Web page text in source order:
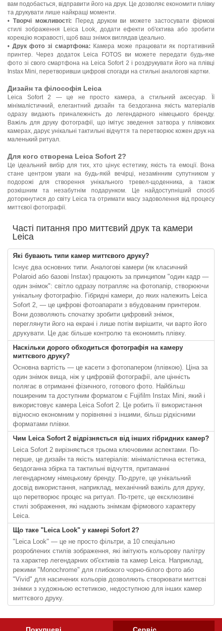
вам подобається, відправити його на друк. Це дозволяє економити плівку
та друкувати лише найкращі моменти.
• Творчі можливості: Перед друком ви можете застосувати фірмові
стилі зображення Leica Look, додати ефекти об'єктива або зробити
корекцію яскравості, щоб ваш знімок виглядав ідеально.
• Друк фото зі смартфона: Камера може працювати як портативний
принтер. Через додаток Leica FOTOS ви можете передати будь-яке
фото зі свого смартфона на Leica Sofort 2 і роздрукувати його на плівці
Instax Mini, перетворивши цифрові спогади на стильні аналогові картки.
Дизайн та філософія Leica
Leica Sofort 2 — це не просто камера, а стильний аксесуар. Її
мінімалістичний, елегантний дизайн та бездоганна якість матеріалів
одразу видають приналежність до легендарного німецького бренду.
Важіль для друку фотографії, що імітує зведення затвора у плівкових
камерах, дарує унікальні тактильні відчуття та перетворює кожен друк на
маленький ритуал.
Для кого створена Leica Sofort 2?
Це ідеальний вибір для тих, хто цінує естетику, якість та емоції. Вона
стане центром уваги на будь-якій вечірці, незамінним супутником у
подорожі для створення унікального тревел-щоденника, а також
розкішним та незабутнім подарунком. Це найдоступніший спосіб
доторкнутися до світу Leica та отримати масу задоволення від процесу
миттєвої фотографії.
Часті питання про миттєвий друк та камери
Leica
Які бувають типи камер миттєвого друку?
Існує два основних типи. Аналогові камери (як класичний
Polaroid або базові Instax) працюють за принципом "один кадр —
один знімок": світло одразу потрапляє на фотопапір, створюючи
унікальну фотографію. Гібридні камери, до яких належить Leica
Sofort 2, — це цифрові фотоапарати з вбудованим принтером.
Вони дозволяють спочатку зробити цифровий знімок,
переглянути його на екрані і лише потім вирішити, чи варто його
друкувати. Це дає більше контролю та економить плівку.
Наскільки дорого обходиться фотографія на камеру
миттєвого друку?
Основна вартість — це касети з фотопапером (плівкою). Ціна за
один знімок вища, ніж у цифровій фотографії, але цінність
полягає в отриманні фізичного, готового фото. Найбільш
поширеним та доступним форматом є Fujifilm Instax Mini, який і
використовує камера Leica Sofort 2. Це робить її використання
відносно економним у порівнянні з іншими, більш рідкісними
форматами плівки.
Чим Leica Sofort 2 відрізняється від інших гібридних камер?
Leica Sofort 2 вирізняється трьома ключовими аспектами. По-
перше, це дизайн та якість матеріалів: мінімалістична естетика,
бездоганна збірка та тактильні відчуття, притаманні
легендарному німецькому бренду. По-друге, це унікальний
досвід використання, наприклад, механічний важіль для друку,
що перетворює процес на ритуал. По-третє, це ексклюзивні
стилі зображення, які надають знімкам фірмового характеру
Leica.
Що таке "Leica Look" у камері Sofort 2?
"Leica Look" — це не просто фільтри, а 10 спеціально
розроблених стилів зображення, які імітують кольорову палітру
та характер легендарних об'єктивів та камер Leica. Наприклад,
режими "Monochrome" для глибокого чорно-білого фото або
"Vivid" для насичених кольорів дозволяють створювати миттєві
знімки з художньою естетикою, недоступною для інших камер
миттєвого друку.